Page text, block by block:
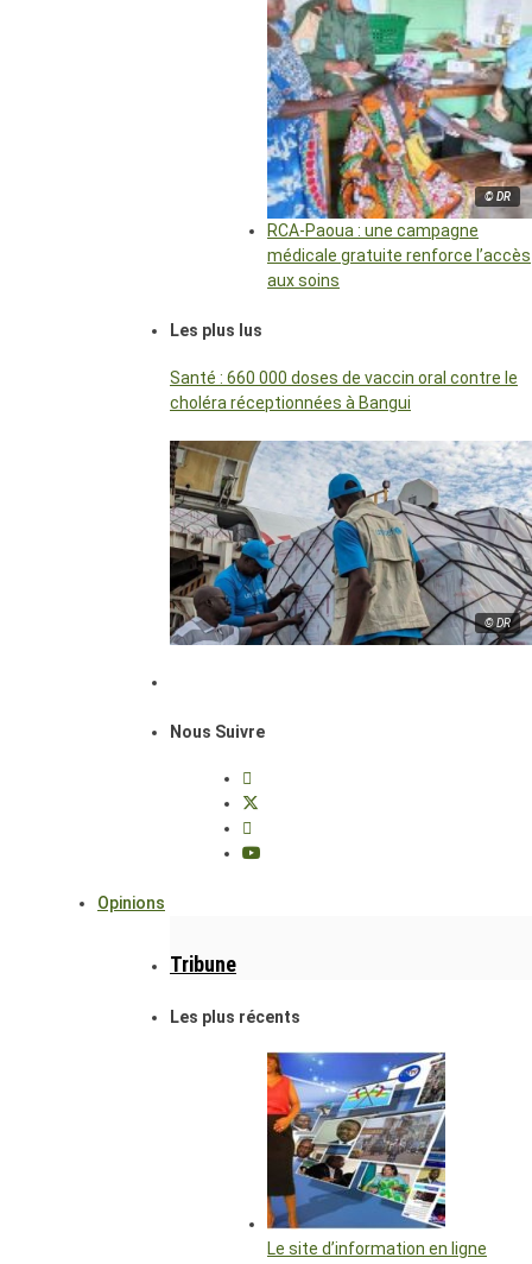
© DR
RCA-Paoua : une campagne
médicale gratuite renforce l’accès
aux soins
Les plus lus
Santé : 660 000 doses de vaccin oral contre le
choléra réceptionnées à Bangui
© DR
Nous Suivre
Opinions
Tribune
Les plus récents
Le site d’information en ligne